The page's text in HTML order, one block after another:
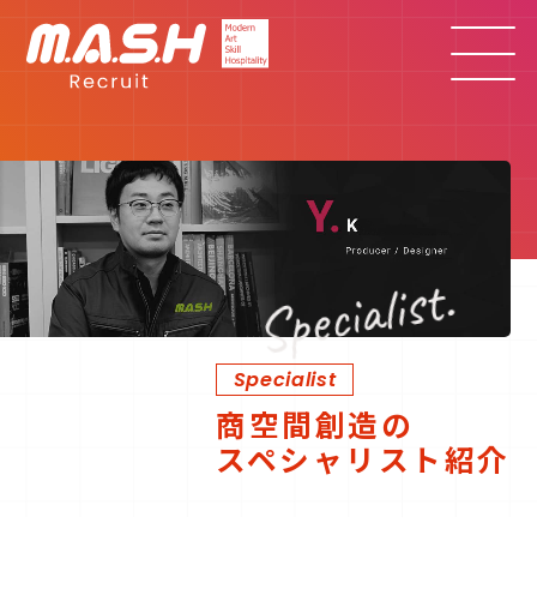
Specialist.
Specialist
商空間創造の
スペシャリスト紹介